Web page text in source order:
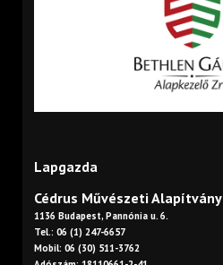
Lapgazda
Cédrus Művészeti Alapítvány
1136 Budapest, Pannónia u. 6.
Tel.: 06 (1) 247-6657
Mobil: 06 (30) 511-3762